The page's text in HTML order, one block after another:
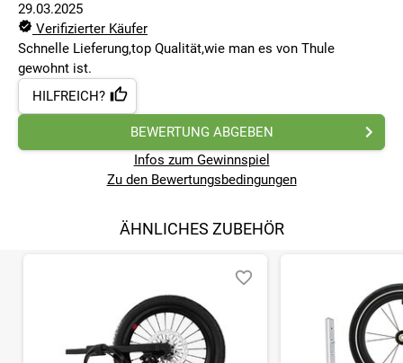
29.03.2025
Verifizierter Käufer
Schnelle Lieferung,top Qualität,wie man es von Thule
gewohnt ist.
HILFREICH?
BEWERTUNG ABGEBEN
Infos zum Gewinnspiel
Zu den Bewertungsbedingungen
ÄHNLICHES ZUBEHÖR